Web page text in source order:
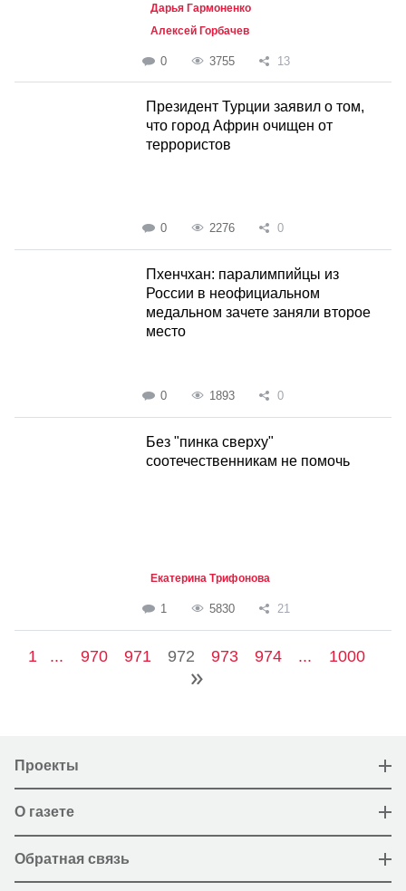
Дарья Гармоненко
Алексей Горбачев
0 3755 13
Президент Турции заявил о том,
что город Африн очищен от
террористов
0 2276 0
Пхенчхан: паралимпийцы из
России в неофициальном
медальном зачете заняли второе
место
0 1893 0
Без "пинка сверху"
соотечественникам не помочь
Екатерина Трифонова
1 5830 21
1 ... 970 971 972 973 974 ... 1000
Проекты
О газете
Обратная связь